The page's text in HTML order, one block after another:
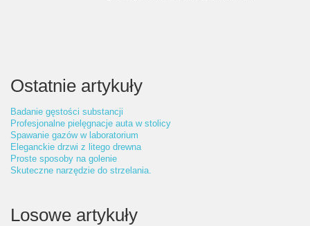
Ostatnie artykuły
Badanie gęstości substancji
Profesjonalne pielęgnacje auta w stolicy
Spawanie gazów w laboratorium
Eleganckie drzwi z litego drewna
Proste sposoby na golenie
Skuteczne narzędzie do strzelania.
Losowe artykuły